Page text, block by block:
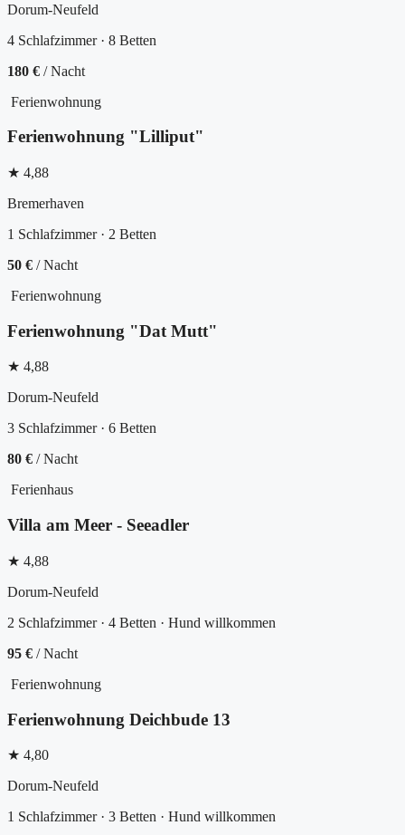
Dorum-Neufeld
4 Schlafzimmer · 8 Betten
180 € / Nacht
Ferienwohnung
Ferienwohnung "Lilliput"
★ 4,88
Bremerhaven
1 Schlafzimmer · 2 Betten
50 € / Nacht
Ferienwohnung
Ferienwohnung "Dat Mutt"
★ 4,88
Dorum-Neufeld
3 Schlafzimmer · 6 Betten
80 € / Nacht
Ferienhaus
Villa am Meer - Seeadler
★ 4,88
Dorum-Neufeld
2 Schlafzimmer · 4 Betten · Hund willkommen
95 € / Nacht
Ferienwohnung
Ferienwohnung Deichbude 13
★ 4,80
Dorum-Neufeld
1 Schlafzimmer · 3 Betten · Hund willkommen